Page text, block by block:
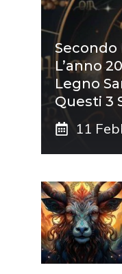
Secondo
L’anno
Legno
Questi 3
11